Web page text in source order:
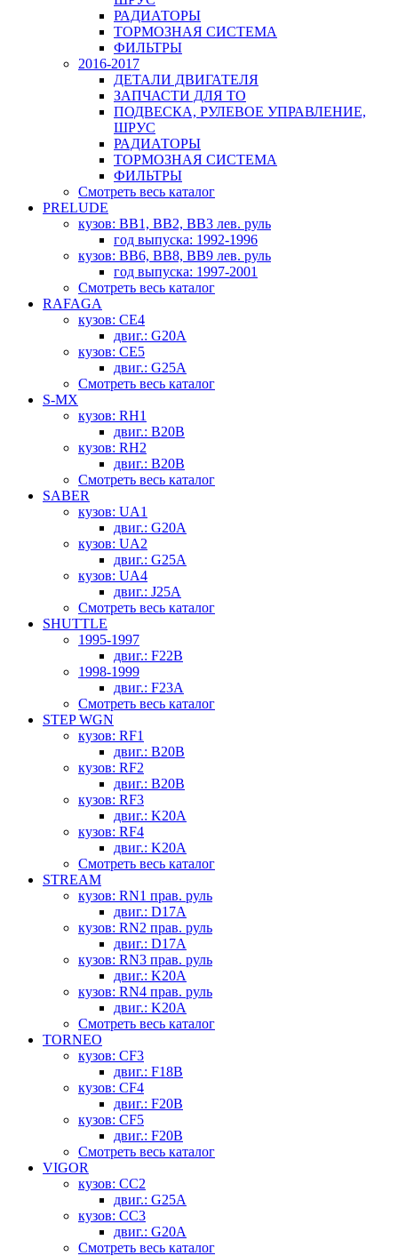
РАДИАТОРЫ
ТОРМОЗНАЯ СИСТЕМА
ФИЛЬТРЫ
2016-2017
ДЕТАЛИ ДВИГАТЕЛЯ
ЗАПЧАСТИ ДЛЯ ТО
ПОДВЕСКА, РУЛЕВОЕ УПРАВЛЕНИЕ,
ШРУС
РАДИАТОРЫ
ТОРМОЗНАЯ СИСТЕМА
ФИЛЬТРЫ
Смотреть весь каталог
PRELUDE
кузов: BB1, BB2, BB3 лев. руль
год выпуска: 1992-1996
кузов: BB6, BB8, BB9 лев. руль
год выпуска: 1997-2001
Смотреть весь каталог
RAFAGA
кузов: CE4
двиг.: G20A
кузов: CE5
двиг.: G25A
Смотреть весь каталог
S-MX
кузов: RH1
двиг.: B20B
кузов: RH2
двиг.: B20B
Смотреть весь каталог
SABER
кузов: UA1
двиг.: G20A
кузов: UA2
двиг.: G25A
кузов: UA4
двиг.: J25A
Смотреть весь каталог
SHUTTLE
1995-1997
двиг.: F22B
1998-1999
двиг.: F23A
Смотреть весь каталог
STEP WGN
кузов: RF1
двиг.: B20B
кузов: RF2
двиг.: B20B
кузов: RF3
двиг.: K20A
кузов: RF4
двиг.: K20A
Смотреть весь каталог
STREAM
кузов: RN1 прав. руль
двиг.: D17A
кузов: RN2 прав. руль
двиг.: D17A
кузов: RN3 прав. руль
двиг.: K20A
кузов: RN4 прав. руль
двиг.: K20A
Смотреть весь каталог
TORNEO
кузов: CF3
двиг.: F18B
кузов: CF4
двиг.: F20B
кузов: CF5
двиг.: F20B
Смотреть весь каталог
VIGOR
кузов: CC2
двиг.: G25A
кузов: CC3
двиг.: G20A
Смотреть весь каталог